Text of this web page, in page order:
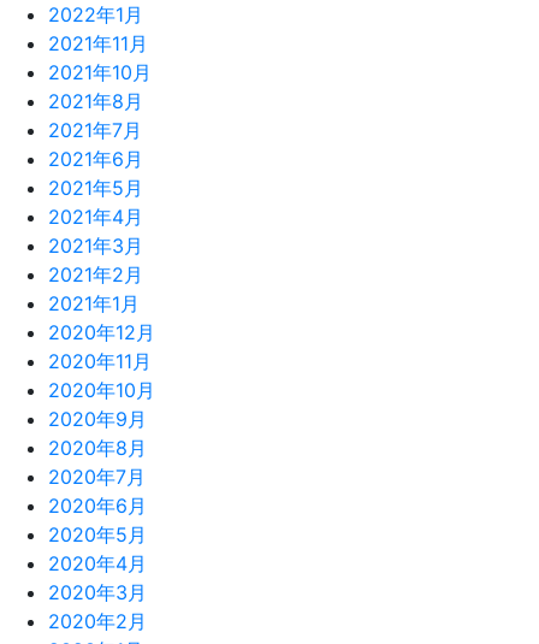
2022年1月
2021年11月
2021年10月
2021年8月
2021年7月
2021年6月
2021年5月
2021年4月
2021年3月
2021年2月
2021年1月
2020年12月
2020年11月
2020年10月
2020年9月
2020年8月
2020年7月
2020年6月
2020年5月
2020年4月
2020年3月
2020年2月